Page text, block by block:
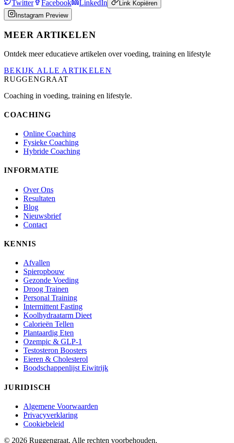
Twitter Facebook LinkedIn
Link Kopiëren
Instagram Preview
MEER ARTIKELEN
Ontdek meer educatieve artikelen over voeding, training en lifestyle
BEKIJK ALLE ARTIKELEN
RUGGENGRAAT
Coaching in voeding, training en lifestyle.
COACHING
Online Coaching
Fysieke Coaching
Hybride Coaching
INFORMATIE
Over Ons
Resultaten
Blog
Nieuwsbrief
Contact
KENNIS
Afvallen
Spieropbouw
Gezonde Voeding
Droog Trainen
Personal Training
Intermittent Fasting
Koolhydraatarm Dieet
Calorieën Tellen
Plantaardig Eten
Ozempic & GLP-1
Testosteron Boosters
Eieren & Cholesterol
Boodschappenlijst Eiwitrijk
JURIDISCH
Algemene Voorwaarden
Privacyverklaring
Cookiebeleid
© 2026 Ruggengraat. Alle rechten voorbehouden.